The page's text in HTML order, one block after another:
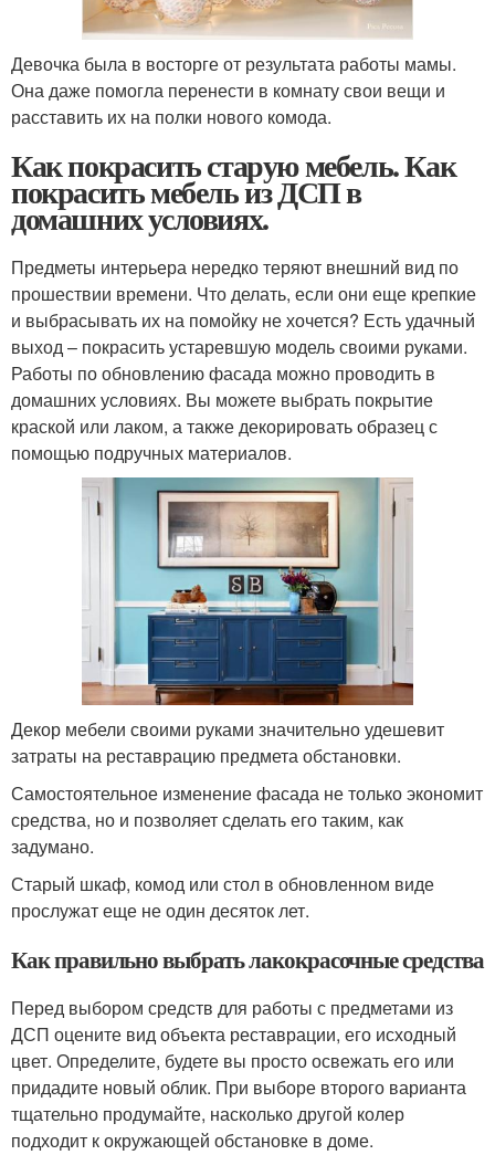
Девочка была в восторге от результата работы мамы.
Она даже помогла перенести в комнату свои вещи и
расставить их на полки нового комода.
Как покрасить старую мебель. Как
покрасить мебель из ДСП в
домашних условиях.
Предметы интерьера нередко теряют внешний вид по
прошествии времени. Что делать, если они еще крепкие
и выбрасывать их на помойку не хочется? Есть удачный
выход – покрасить устаревшую модель своими руками.
Работы по обновлению фасада можно проводить в
домашних условиях. Вы можете выбрать покрытие
краской или лаком, а также декорировать образец с
помощью подручных материалов.
Декор мебели своими руками значительно удешевит
затраты на реставрацию предмета обстановки.
Самостоятельное изменение фасада не только экономит
средства, но и позволяет сделать его таким, как
задумано.
Старый шкаф, комод или стол в обновленном виде
прослужат еще не один десяток лет.
Как правильно выбрать лакокрасочные средства
Перед выбором средств для работы с предметами из
ДСП оцените вид объекта реставрации, его исходный
цвет. Определите, будете вы просто освежать его или
придадите новый облик. При выборе второго варианта
тщательно продумайте, насколько другой колер
подходит к окружающей обстановке в доме.